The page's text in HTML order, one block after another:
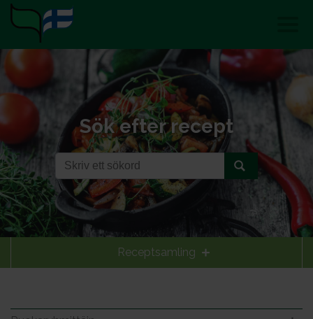
Sök efter recept
Receptsamling